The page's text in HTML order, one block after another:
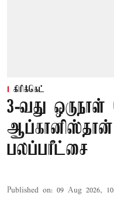
கிரிக்கெட்
3-வது
பலப்பரீட்சை
Published on: 09 Aug 2026,